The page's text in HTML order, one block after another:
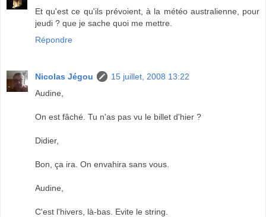
Et qu'est ce qu'ils prévoient, à la météo australienne, pour
jeudi ? que je sache quoi me mettre.
Répondre
Nicolas Jégou
15 juillet, 2008 13:22
Audine,
On est fâché. Tu n'as pas vu le billet d'hier ?
Didier,
Bon, ça ira. On envahira sans vous.
Audine,
C'est l'hivers, là-bas. Evite le string.